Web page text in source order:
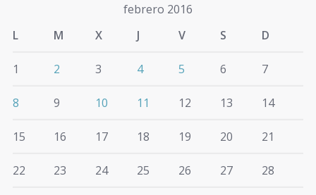
febrero 2016
L
M X J V S D
1 2 3 4 5 6 7
8 9 10 11 12 13 14
15 16 17 18 19 20 21
22 23 24 25 26 27 28